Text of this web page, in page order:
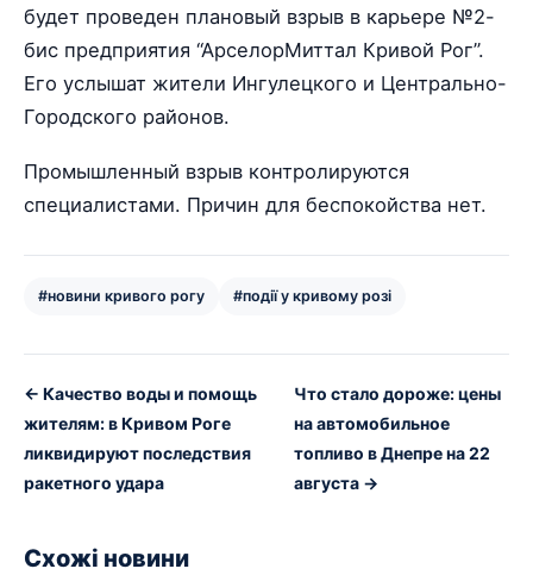
будет проведен плановый взрыв в карьере №2-
бис предприятия “АрселорМиттал Кривой Рог”.
Его услышат жители Ингулецкого и Центрально-
Городского районов.
Промышленный взрыв контролируются
специалистами. Причин для беспокойства нет.
#новини кривого рогу #події у кривому розі
← Качество воды и помощь
жителям: в Кривом Роге
ликвидируют последствия
ракетного удара
Что стало дороже: цены
на автомобильное
топливо в Днепре на 22
августа →
Схожі новини